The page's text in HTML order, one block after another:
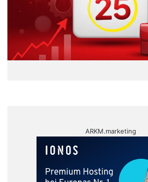
ARKM.marketing